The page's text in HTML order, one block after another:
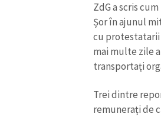
ZdG a scris
Șor în ajunul
cu
mai multe zile
transportați
Trei dintre
remunerați de